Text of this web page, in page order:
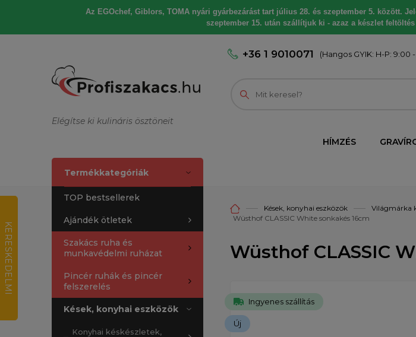
Az EGOchef, Giblors, TOMA nyári gyárbezárást tart július 28. és szeptember 5. között.
szeptember 15. után szállítjuk ki - azaz a készlet
Elégítse ki kulináris ösztöneit
+36 1 9010071 (Hangos GYIK: H-P: 9:00
HÍMZÉS
Termékkategóriák
TOP bestsellerek
Ajándék ötletek
Szakács ruha és
munkavédelmi ruházat
Pincér ruhák és pincér
felszerelés
Kések, konyhai eszközök
Konyhai késkészletek,
Kések, konyhai eszközök Világmárka
Wüsthof CLASSIC White sonkakés 16cm
Wüsthof CLASSIC
Ingyenes szállítás
Új
K
E
R
E
S
K
E
D
E
L
M
I
R
T
É
K
E
L
É